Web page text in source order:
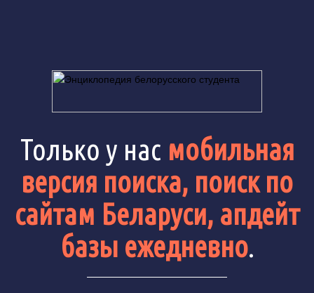
Только у нас мобильная
версия поиска, поиск по
сайтам Беларуси, апдейт
базы ежедневно.